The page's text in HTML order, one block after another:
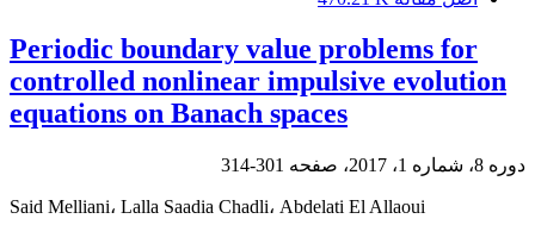
Periodic boundary value problems for
controlled nonlinear impulsive evolution
equations on Banach spaces
دوره 8، شماره 1، 2017، صفحه 301-314
Said Melliani، Lalla Saadia Chadli، Abdelati El Allaoui